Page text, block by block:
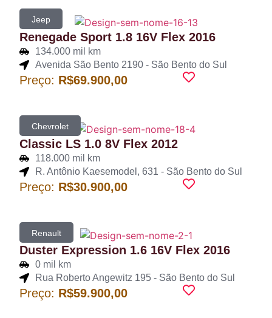
Jeep
Renegade Sport 1.8 16V Flex 2016
134.000 mil km
Avenida São Bento 2190 - São Bento do Sul
Preço: R$69.900,00
Chevrolet
Classic LS 1.0 8V Flex 2012
118.000 mil km
R. Antônio Kaesemodel, 631 - São Bento do Sul
Preço: R$30.900,00
Renault
Duster Expression 1.6 16V Flex 2016
0 mil km
Rua Roberto Angewitz 195 - São Bento do Sul
Preço: R$59.900,00